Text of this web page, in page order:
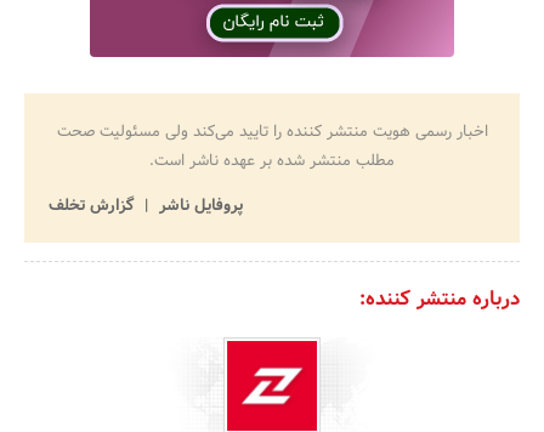
اخبار رسمی هویت منتشر کننده را تایید می‌کند ولی مسئولیت صحت
مطلب منتشر شده بر عهده ناشر است.
پروفایل ناشر
گزارش تخلف
درباره منتشر کننده: